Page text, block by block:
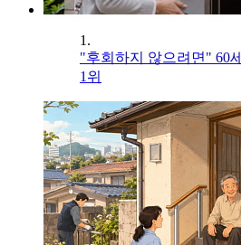
1.
"후회하지 않으려면" 60
1위